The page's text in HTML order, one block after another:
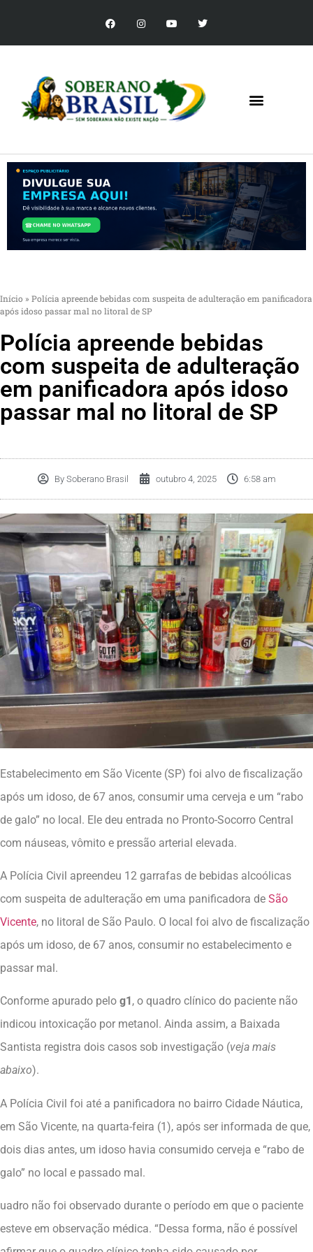
Início » Polícia apreende bebidas com suspeita de adulteração em panificadora
após idoso passar mal no litoral de SP
Polícia apreende bebidas
com suspeita de adulteração
em panificadora após idoso
passar mal no litoral de SP
BySoberano Brasil outubro 4, 2025 6:58 am
Estabelecimento em São Vicente (SP) foi alvo de fiscalização
após um idoso, de 67 anos, consumir uma cerveja e um “rabo
de galo” no local. Ele deu entrada no Pronto-Socorro Central
com náuseas, vômito e pressão arterial elevada.
A Polícia Civil apreendeu 12 garrafas de bebidas alcoólicas
com suspeita de adulteração em uma panificadora de São
Vicente, no litoral de São Paulo. O local foi alvo de fiscalização
após um idoso, de 67 anos, consumir no estabelecimento e
passar mal.
Conforme apurado pelo g1 , o quadro clínico do paciente não
indicou intoxicação por metanol. Ainda assim, a Baixada
Santista registra dois casos sob investigação (veja mais
abaixo).
A Polícia Civil foi até a panificadora no bairro Cidade Náutica,
em São Vicente, na quarta-feira (1), após ser informada de que,
dois dias antes, um idoso havia consumido cerveja e “rabo de
galo” no local e passado mal.
uadro não foi observado durante o período em que o paciente
esteve em observação médica. “Dessa forma, não é possível